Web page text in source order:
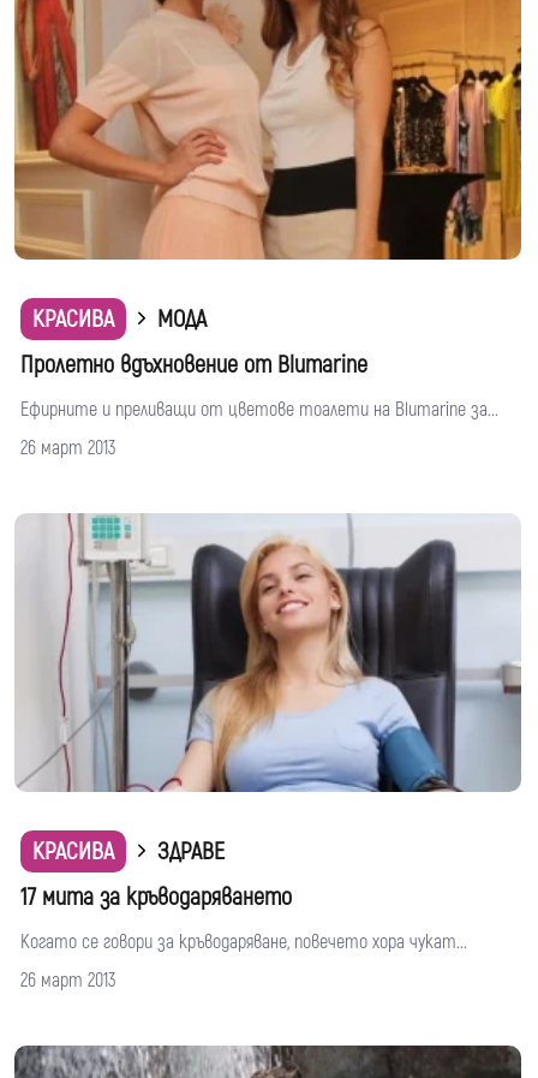
КРАСИВА
МОДА
Пролетно вдъхновение от Blumarine
Ефирните и преливащи от цветове тоалети на Blumarine за...
26 март 2013
КРАСИВА
ЗДРАВЕ
17 мита за кръводаряването
Когато се говори за кръводаряване, повечето хора чукат...
26 март 2013